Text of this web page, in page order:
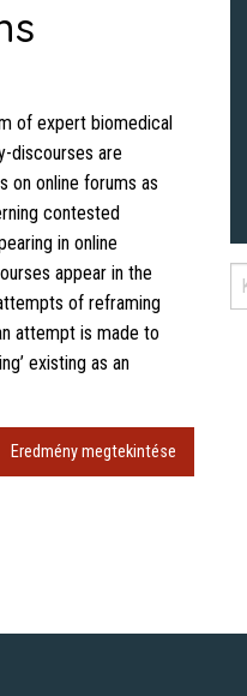
of expert biomedical
discourses are
on online forums as
contested
in online
appear in the
of reframing
attempt is made to
existing as an
Eredmény megtekintése